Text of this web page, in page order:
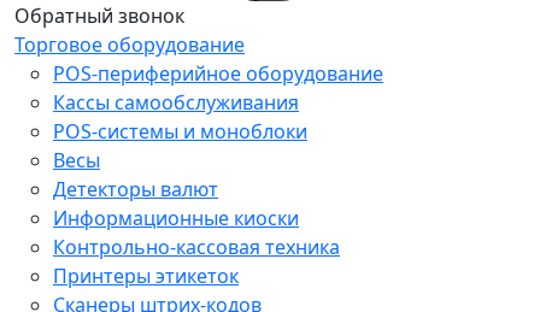
Обратный звонок
Торговое оборудование
POS-периферийное оборудование
Кассы самообслуживания
POS-системы и моноблоки
Весы
Детекторы валют
Информационные киоски
Контрольно-кассовая техника
Принтеры этикеток
Сканеры штрих-кодов